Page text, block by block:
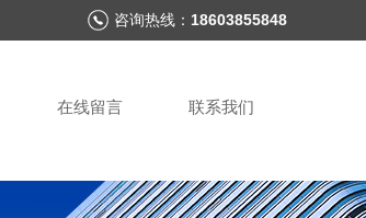
咨询热线： 18603855848
在线留言 联系我们